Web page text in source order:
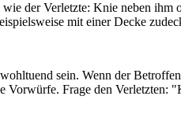
der Verletzte: Knie neben
mit einer Decke
sein. Wenn der
Vorwürfe. Frage den